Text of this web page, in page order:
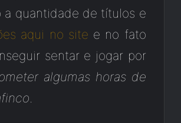
a quantidade de títulos e
aqui no site e no fato
sentar e jogar por
algumas horas de